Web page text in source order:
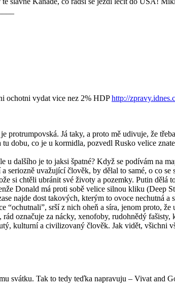
ochotni vydat vice nez 2% HDPhttp://
protrumpovská. Já taky, a proto mě udivuje, že
tu dobu, co je u kormidla, pozvedl Rusko velice
u dalšího je to jaksi špatné? Když se podívám na
seriozně uvažující člověk, by dělal to samé, o co
si chtěli ubránit své životy a pozemky. Putin dělá
Donald má proti sobě velice silnou kliku (Deep
najde dost takových, kterým to ovoce nechutná
“ochutnali”, srší z nich oheň a síra, jenom proto,
označuje za nácky, xenofoby, rudohnědý
kulturní a civilizovaný člověk. Jak vidět, všichni
svátku. Tak to tedy teďka napravuju – Vivat